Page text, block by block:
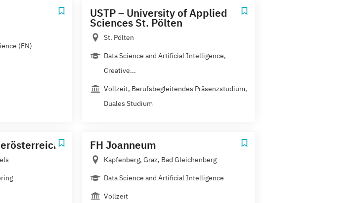
(EN)
USTP – University of Applied
Sciences St. Pölten
St. Pölten
Data Science and Artificial Intelligence,
Creative...
Vollzeit, Berufsbegleitendes Präsenzstudium,
Duales Studium
FH Joanneum
Kapfenberg, Graz, Bad Gleichenberg
Data Science and Artificial Intelligence
Vollzeit